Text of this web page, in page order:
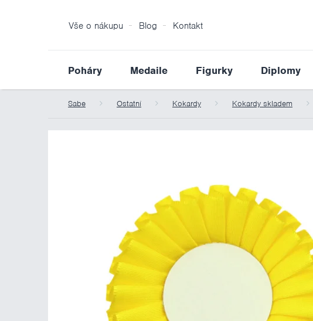
Vše o nákupu Blog Kontakt
Poháry Medaile Figurky Diplomy
Sabe Ostatní Kokardy Kokardy skladem